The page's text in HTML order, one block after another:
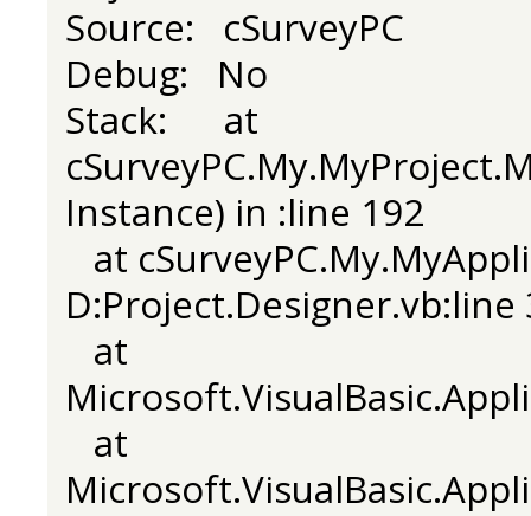
Source: cSurveyPC
Debug: No
Stack: at
Instance) in :line 192
at
D:Project.Designer.vb:line
at
at